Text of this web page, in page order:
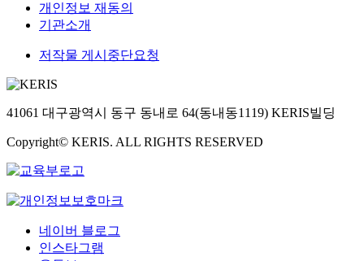
개인정보 재동의
기관소개
저작물 게시중단요청
41061 대구광역시 동구 동내로 64(동내동1119) KERIS빌딩
Copyright© KERIS. ALL RIGHTS RESERVED
네이버 블로그
인스타그램